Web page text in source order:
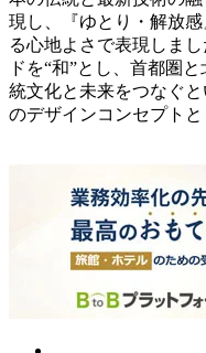
現し、『ゆとり・解放
る心地よさで表現しま
ドを“和”とし、首都圏
統文化と未来をつなぐ
のデザインコンセプトと